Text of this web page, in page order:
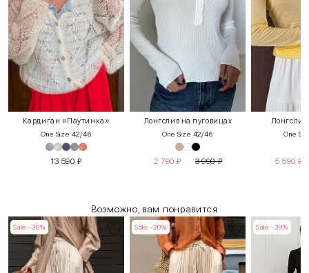
Кардиган «Паутинка»
One Size 42/46
13 590 ₽
Лонгслив на пуговицах
One Size 42/46
2 790 ₽ 3 990₽
One
5 590 ₽
Возможно, вам понравится
Sale -30% Sale -30% Sale -30%